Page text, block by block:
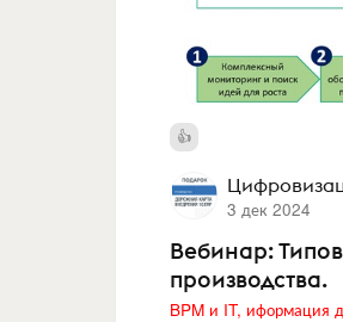
3 дек 2024
Вебинар:
производства.
BPM и IT, иформация